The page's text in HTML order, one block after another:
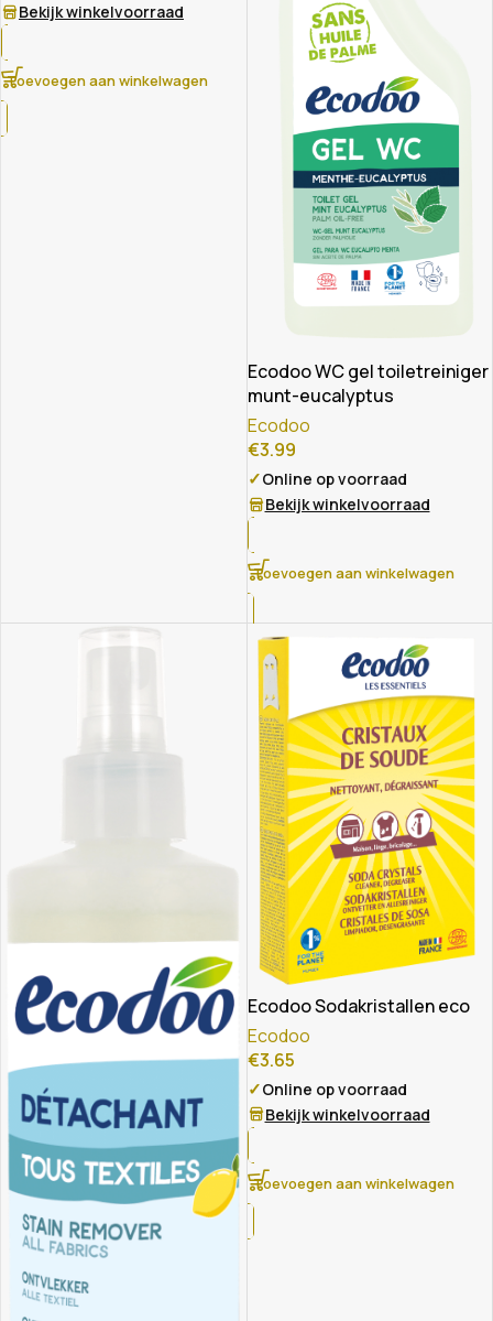
Bekijk winkelvoorraad
Toevoegen aan winkelwagen
Ecodoo WC gel toiletreiniger
munt-eucalyptus
Ecodoo
€3.99
✓Online op voorraad
Bekijk winkelvoorraad
Toevoegen aan winkelwagen
Ecodoo Sodakristallen eco
Ecodoo
€3.65
✓Online op voorraad
Bekijk winkelvoorraad
Toevoegen aan winkelwagen